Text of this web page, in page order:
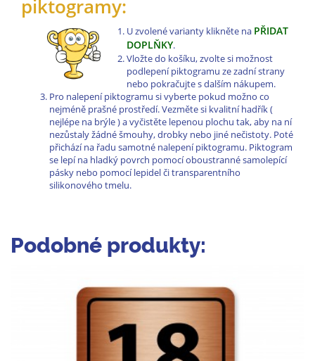
piktogramy:
U zvolené varianty klikněte na PŘIDAT
DOPLŇKY.
Vložte do košíku, zvolte si možnost
podlepení piktogramu ze zadní strany
nebo pokračujte s dalším nákupem.
Pro nalepení piktogramu si vyberte pokud možno co
nejméně prašné prostředí. Vezměte si kvalitní hadřík (
nejlépe na brýle ) a vyčistěte lepenou plochu tak, aby na ní
nezůstaly žádné šmouhy, drobky nebo jiné nečistoty. Poté
přichází na řadu samotné nalepení piktogramu. Piktogram
se lepí na hladký povrch pomocí oboustranné samolepící
pásky nebo pomocí lepidel či transparentního
silikonového tmelu.
Podobné produkty: